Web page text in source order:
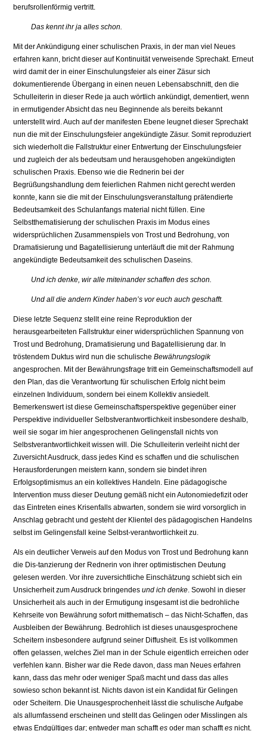
berufsrollenförmig vertritt.
Das kennt ihr ja alles schon.
Mit der Ankündigung einer schulischen Praxis, in der man viel Neues
erfahren kann, bricht dieser auf Kontinuität verweisende Sprechakt. Erneut
wird damit der in einer Einschulungsfeier als einer Zäsur sich
dokumentierende Übergang in einen neuen Lebensabschnitt, den die
Schulleiterin in dieser Rede ja auch wörtlich ankündigt, dementiert, wenn
in ermutigender Absicht das neu Beginnende als bereits bekannt
unterstellt wird. Auch auf der manifesten Ebene leugnet dieser Sprechakt
nun die mit der Einschulungsfeier angekündigte Zäsur. Somit reproduziert
sich wiederholt die Fallstruktur einer Entwertung der Einschulungsfeier
und zugleich der als bedeutsam und herausgehoben angekündigten
schulischen Praxis. Ebenso wie die Rednerin bei der
Begrüßungshandlung dem feierlichen Rahmen nicht gerecht werden
konnte, kann sie die mit der Einschulungsveranstaltung prätendierte
Bedeutsamkeit des Schulanfangs material nicht füllen. Eine
Selbstthematisierung der schulischen Praxis im Modus eines
widersprüchlichen Zusammenspiels von Trost und Bedrohung, von
Dramatisierung und Bagatellisierung unterläuft die mit der Rahmung
angekündigte Bedeutsamkeit des schulischen Daseins.
Und ich denke, wir alle miteinander schaffen des schon.
Und all die andern Kinder haben’s vor euch auch geschafft.
Diese letzte Sequenz stellt eine reine Reproduktion der
herausgearbeiteten Fallstruktur einer widersprüchlichen Spannung von
Trost und Bedrohung, Dramatisierung und Bagatellisierung dar. In
tröstendem Duktus wird nun die schulischeBewährungslogik
angesprochen. Mit der Bewährungsfrage tritt ein Gemeinschaftsmodell auf
den Plan, das die Verantwortung für schulischen Erfolg nicht beim
einzelnen Individuum, sondern bei einem Kollektiv ansiedelt.
Bemerkenswert ist diese Gemeinschaftsperspektive gegenüber einer
Perspektive individueller Selbstverantwortlichkeit insbesondere deshalb,
weil sie sogar im hier angesprochenen Gelingensfall nichts von
Selbstverantwortlichkeit wissen will. Die Schulleiterin verleiht nicht der
Zuversicht Ausdruck, dass jedes Kind es schaffen und die schulischen
Herausforderungen meistern kann, sondern sie bindet ihren
Erfolgsoptimismus an ein kollektives Handeln. Eine pädagogische
Intervention muss dieser Deutung gemäß nicht ein Autonomiedefizit oder
das Eintreten eines Krisenfalls abwarten, sondern sie wird vorsorglich in
Anschlag gebracht und gesteht der Klientel des pädagogischen Handelns
selbst im Gelingensfall keine Selbst-verantwortlichkeit zu.
Als ein deutlicher Verweis auf den Modus von Trost und Bedrohung kann
die Dis-tanzierung der Rednerin von ihrer optimistischen Deutung
gelesen werden. Vor ihre zuversichtliche Einschätzung schiebt sich ein
Unsicherheit zum Ausdruck bringendesund ich denke. Sowohl in dieser
Unsicherheit als auch in der Ermutigung insgesamt ist die bedrohliche
Kehrseite von Bewährung sofort mitthematisch – das Nicht-Schaffen, das
Ausbleiben der Bewährung. Bedrohlich ist dieses unausgesprochene
Scheitern insbesondere aufgrund seiner Diffusheit. Es ist vollkommen
offen gelassen, welches Ziel man in der Schule eigentlich erreichen oder
verfehlen kann. Bisher war die Rede davon, dass man Neues erfahren
kann, dass das mehr oder weniger Spaß macht und dass das alles
sowieso schon bekannt ist. Nichts davon ist ein Kandidat für Gelingen
oder Scheitern. Die Unausgesprochenheit lässt die schulische Aufgabe
als allumfassend erscheinen und stellt das Gelingen oder Misslingen als
etwas Endgültiges dar; entweder man schafftes oder man schafftesnicht.